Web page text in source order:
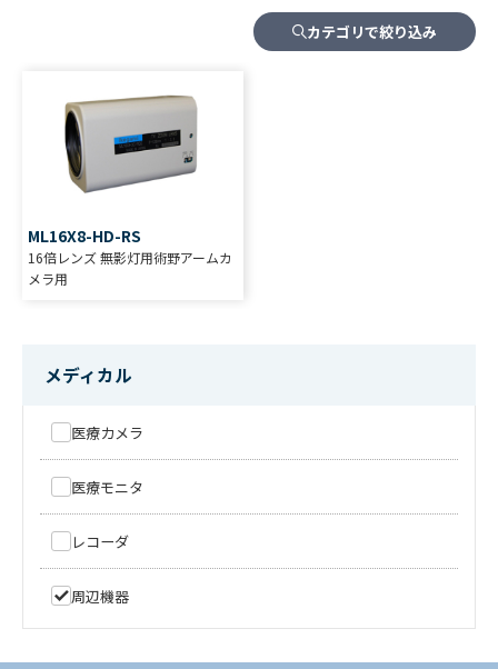
カテゴリで絞り込み
ML16X8-HD-RS
16倍レンズ 無影灯用術野アームカ
メラ用
メディカル
医療カメラ
医療モニタ
レコーダ
周辺機器